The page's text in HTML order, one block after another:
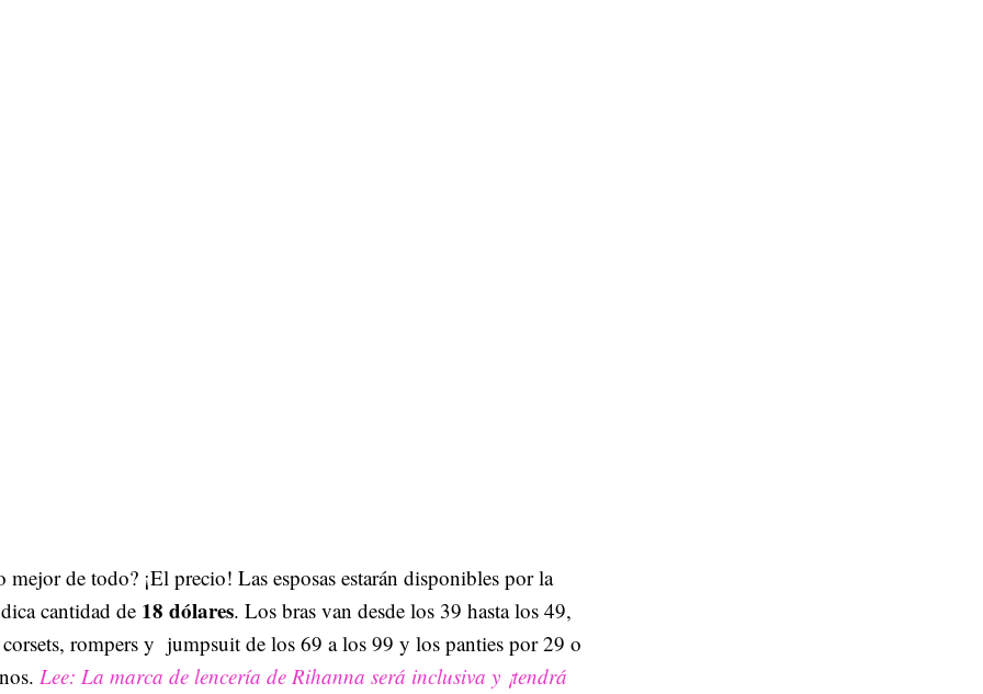
mejor de todo? ¡El precio! Las esposas estarán disponibles por la
cantidad de 18 dólares. Los bras van desde los 39 hasta los 49,
rompers y jumpsuit de los 69 a los 99 y los panties por 29 o
Lee: La marca de lencería de Rihanna será inclusiva y ¡tendrá